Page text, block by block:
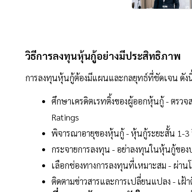
วิธีการลงทุนหุ้นกู้อย่างมีประสิทธิภาพ
การลงทุนหุ้นกู้ต้องมีแผนและกลยุทธ์ที่ชัดเจน ดัง
ศึกษาเครดิตเรทติ้งของผู้ออกหุ้นกู้ - ตรว
Ratings
พิจารณาอายุของหุ้นกู้ - หุ้นกู้ระยะสั้น 1-3
กระจายการลงทุน - อย่าลงทุนในหุ้นกู้ขอ
เลือกช่องทางการลงทุนที่เหมาะสม - ผ่า
ติดตามข่าวสารและการเปลี่ยนแปลง - เฝ้